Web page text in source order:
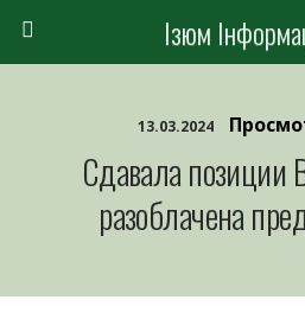
Ізюм
13.03.2024
Сдавала
разоблачена